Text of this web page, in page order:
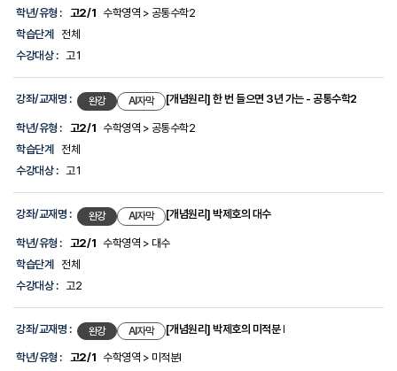
단
계,
수
강
대
상
에
대
한
정
보
를
제
공
합
니
다.
학년/유형 : 고2/1 수학영역 > 공통수학2
학습단계
전체
수강대상 :
고1
강좌/교재명 : 완강 AI자막 [개념원리] 한 번 들으면 3년 가는 - 공통수학2
학년/유형 : 고2/1 수학영역 > 공통수학2
학습단계
전체
수강대상 :
고1
강좌/교재명 : 완강 AI자막 [개념원리] 박제호의 대수
학년/유형 : 고2/1 수학영역 > 대수
학습단계
전체
수강대상 :
고2
강좌/교재명 : 완강 AI자막 [개념원리] 박제호의 미적분 I
학년/유형 : 고2/1 수학영역 > 미적분I